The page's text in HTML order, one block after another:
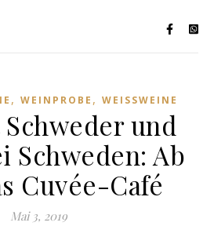
, WEINPROBE , WEISSWEINE
und
Schweden: Ab
Cuvée-Café
Mai 3, 2019